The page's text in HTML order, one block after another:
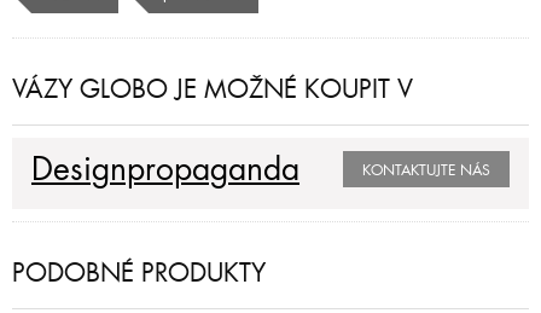
VÁZY GLOBO JE MOŽNÉ KOUPIT V
Designpropaganda KONTAKTUJTE NÁS
PODOBNÉ PRODUKTY